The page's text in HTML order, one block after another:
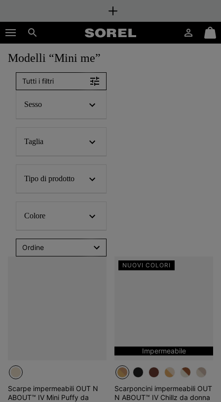
SKIP
TO
CONTENT
SKIP
MAIN
NAV
SKIP
Cerca
SOREL
AccessoMini
Cart
Modelli “Mini me”
Tutti i filtri
Sesso
Taglia
Tipo di prodotto
Colore
Ordine
Scarpe impermeabili OUT N
ABOUT™ IV Mini Puffy da
NUOVI COLORI
Impermeabile
Scarponcini impermeabili OUT
N ABOUT™ IV Chillz da donna